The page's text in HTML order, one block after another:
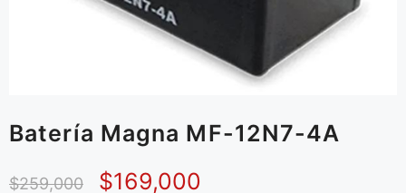
Batería Magna MF-12N7-4A
$259,000 $169,000